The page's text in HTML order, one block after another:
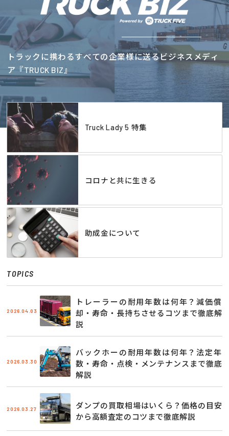
トラックに携わるすべての企業様に送るビジネスメディ
ア『TRUCK BIZ』
Truck Lady 5 特集
コロナと共に生きる
助成金について
TOPICS
2026.04.03
トレーラーの耐用年数は何年？減価償
却・寿命・長持ちさせるコツまで徹底解
説
2026.03.30
バックホーの耐用年数は何年？法定年
数・寿命・点検・メンテナンスまで徹底
解説
2026.03.27
ダンプの買取相場はいくら？価格の目安
から高額査定のコツまで徹底解説